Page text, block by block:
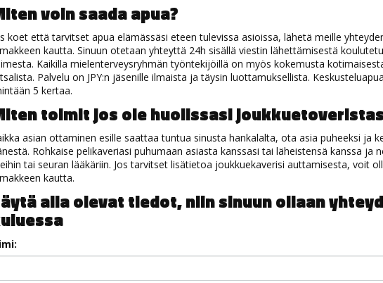
voin saada apua?
koet että tarvitset apua elämässäsi eteen tulevissa asioissa, lähetä meille
kautta. Sinuun otetaan yhteyttä 24h sisällä viestin lähettämisestä
Kaikilla mielenterveysryhmän työntekijöillä on myös kokemusta
Palvelu on JPY:n jäsenille ilmaista ja täysin luottamuksellista.
5 kertaa.
toimit jos ole huolissasi
asian ottaminen esille saattaa tuntua sinusta hankalalta, ota asia puheeksi ja
Rohkaise pelikaveriasi puhumaan asiasta kanssasi tai läheistensä kanssa ja
tai seuran lääkäriin. Jos tarvitset lisätietoa joukkuekaverisi auttamisesta, voit
kautta.
alla olevat tiedot, niin sinuun ollaan